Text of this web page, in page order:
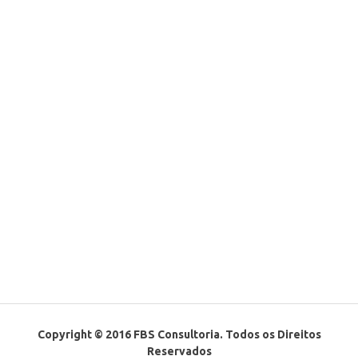
Copyright © 2016 FBS Consultoria. Todos os Direitos
Reservados